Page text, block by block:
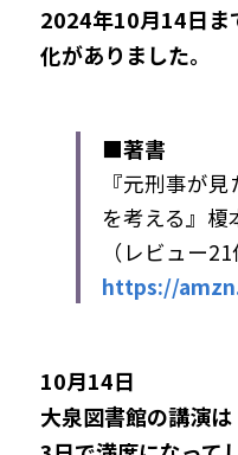
2024年10月14日ま
化がありました。
■著書
『元刑事が
を考える』
（レビュー
https://
10月14日
大泉図書館の講演は